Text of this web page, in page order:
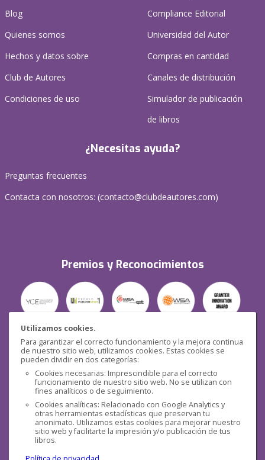
Utilizamos cookies.
Para garantizar el correcto funcionamiento y la mejora continua
de nuestro sitio web, utilizamos cookies. Estas cookies se
pueden dividir en dos categorías:
Cookies necesarias: Imprescindible para el correcto
funcionamiento de nuestro sitio web. No se utilizan con
fines analíticos o de seguimiento.
Cookies analíticas: Relacionado con Google Analytics y
otras herramientas estadísticas que preservan tu
anonimato. Utilizamos estas cookies para mejorar nuestro
sitio web y facilitarte la impresión y/o publicación de tus
libros.
Blog
Quienes somos
Hechos y datos sobre
Club de Autores
Condiciones de uso
Compliance Editorial
Universidad del Autor
Compras en cantidad
Canales de distribución
Simulador de publicación
de libros
¿Necesitas ayuda?
Preguntas frecuentes
Contacta con nosotros: (contacto@clubdeautores.com)
Premios y Reconocimientos
Seguridad
Redes sociales